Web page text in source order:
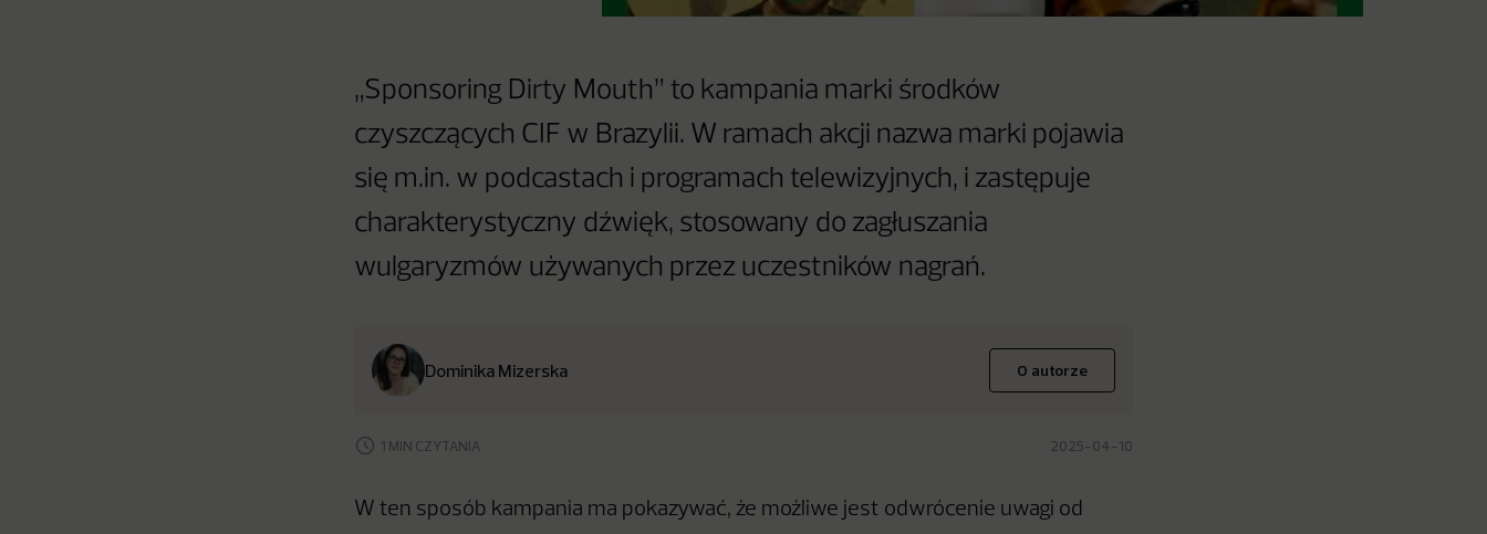
„Sponsoring Dirty Mouth” to kampania marki środków
czyszczących CIF w Brazylii. W ramach akcji nazwa marki pojawia
się m.in. w podcastach i programach telewizyjnych, i zastępuje
charakterystyczny dźwięk, stosowany do zagłuszania
wulgaryzmów używanych przez uczestników nagrań.
Dominika Mizerska O autorze
1 MIN CZYTANIA 2025-04-10
W ten sposób kampania ma pokazywać, że możliwe jest odwrócenie uwagi od